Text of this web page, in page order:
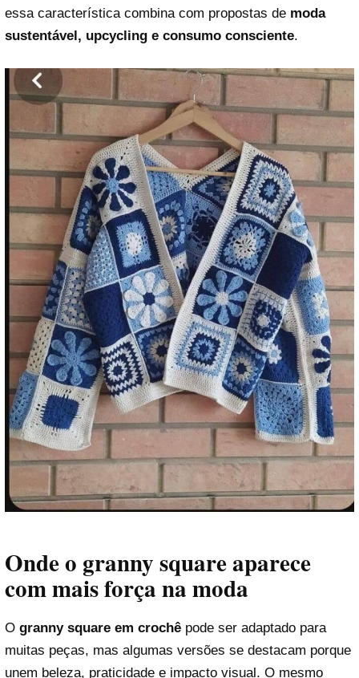
essa característica combina com propostas de moda
sustentável, upcycling e consumo consciente.
Onde o granny square aparece
com mais força na moda
O granny square em crochê pode ser adaptado para
muitas peças, mas algumas versões se destacam porque
unem beleza, praticidade e impacto visual. O mesmo